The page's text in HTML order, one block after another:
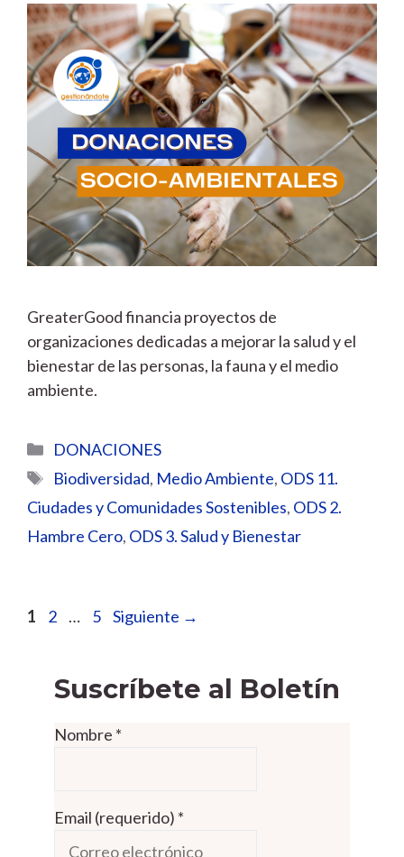
GreaterGood financia proyectos de
organizaciones dedicadas a mejorar la salud y el
bienestar de las personas, la fauna y el medio
ambiente.
Categorías
DONACIONES
Etiquetas
Biodiversidad, Medio Ambiente, ODS 11.
Ciudades y Comunidades Sostenibles, ODS 2.
Hambre Cero, ODS 3. Salud y Bienestar
Página
1 Página
2 … Página
5 Siguiente →
Suscríbete al Boletín
Nombre *
Email (requerido) *